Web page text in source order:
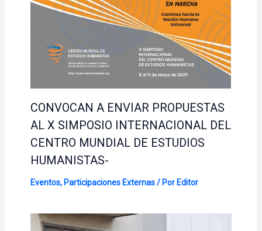
CONVOCAN A ENVIAR PROPUESTAS
AL X SIMPOSIO INTERNACIONAL DEL
CENTRO MUNDIAL DE ESTUDIOS
HUMANISTAS-
Eventos,Participaciones Externas/ PorEditor